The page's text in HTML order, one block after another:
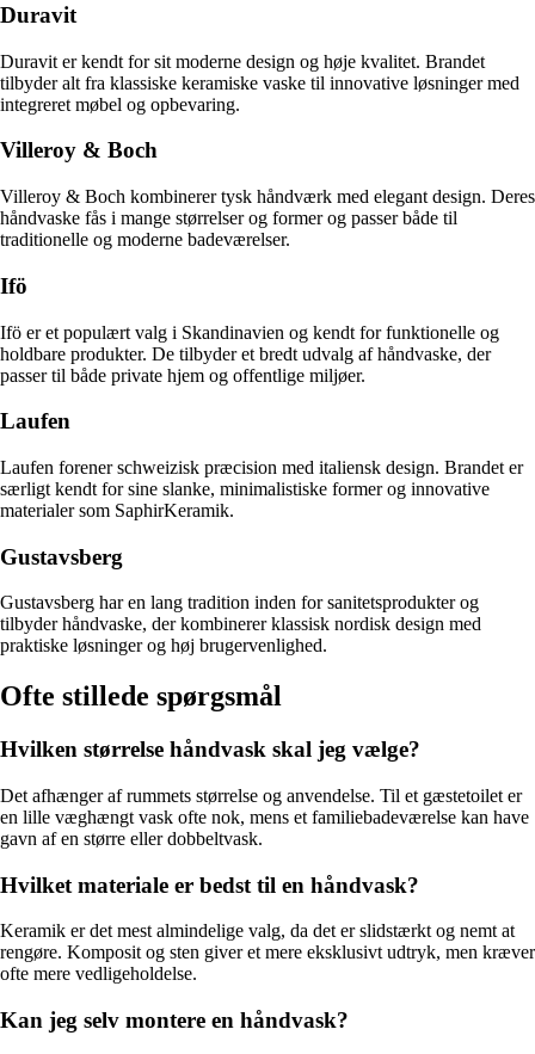
Duravit
Duravit er kendt for sit moderne design og høje kvalitet. Brandet
tilbyder alt fra klassiske keramiske vaske til innovative løsninger med
integreret møbel og opbevaring.
Villeroy & Boch
Villeroy & Boch kombinerer tysk håndværk med elegant design. Deres
håndvaske fås i mange størrelser og former og passer både til
traditionelle og moderne badeværelser.
Ifö
Ifö er et populært valg i Skandinavien og kendt for funktionelle og
holdbare produkter. De tilbyder et bredt udvalg af håndvaske, der
passer til både private hjem og offentlige miljøer.
Laufen
Laufen forener schweizisk præcision med italiensk design. Brandet er
særligt kendt for sine slanke, minimalistiske former og innovative
materialer som SaphirKeramik.
Gustavsberg
Gustavsberg har en lang tradition inden for sanitetsprodukter og
tilbyder håndvaske, der kombinerer klassisk nordisk design med
praktiske løsninger og høj brugervenlighed.
Ofte stillede spørgsmål
Hvilken størrelse håndvask skal jeg vælge?
Det afhænger af rummets størrelse og anvendelse. Til et gæstetoilet er
en lille væghængt vask ofte nok, mens et familiebadeværelse kan have
gavn af en større eller dobbeltvask.
Hvilket materiale er bedst til en håndvask?
Keramik er det mest almindelige valg, da det er slidstærkt og nemt at
rengøre. Komposit og sten giver et mere eksklusivt udtryk, men kræver
ofte mere vedligeholdelse.
Kan jeg selv montere en håndvask?